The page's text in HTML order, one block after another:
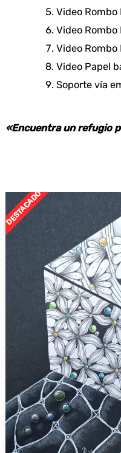
Video Rombo I
Video Rombo
Video Rombo
Video Papel
Soporte vía
«Encuentra un refugio